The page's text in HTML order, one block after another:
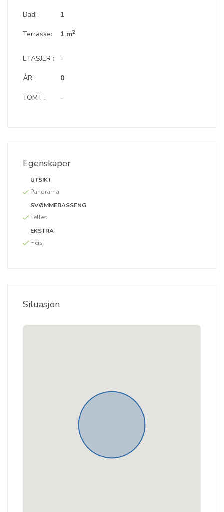
Bad :
Terrasse:
1
1 m2
ETASJER :
ÅR:
TOMT :
-
0
-
Egenskaper
UTSIKT
Panorama
SVØMMEBASSENG
Felles
EKSTRA
Heis
Situasjon